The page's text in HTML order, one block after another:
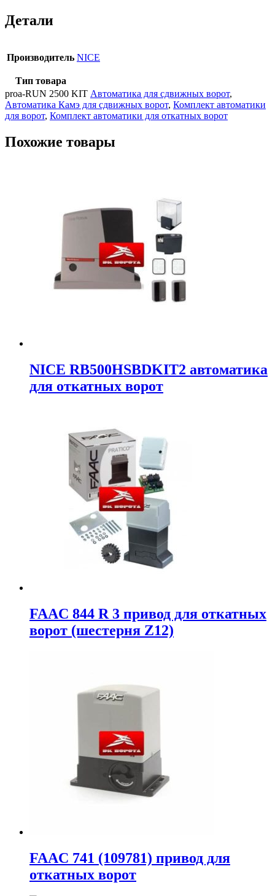
Детали
Производитель NICE
Тип товара
proa-RUN 2500 KIT Автоматика для сдвижных ворот,
Автоматика Камэ для сдвижных ворот, Комплект автоматики
для ворот, Комплект автоматики для откатных ворот
Похожие товары
NICE RB500HSBDKIT2 автоматика
для откатных ворот
FAAC 844 R 3 привод для откатных
ворот (шестерня Z12)
FAAC 741 (109781) привод для
откатных ворот